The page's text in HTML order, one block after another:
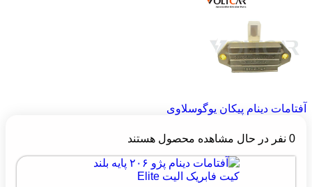
آفتامات دینام پیکان یوگوسلاوی
0 نفر در حال مشاهده محصول هستند